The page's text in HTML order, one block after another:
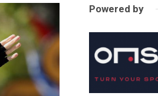
Powered by